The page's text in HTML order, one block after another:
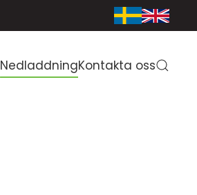
NedladdningKontakta oss